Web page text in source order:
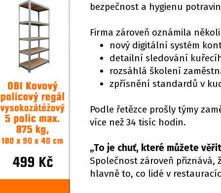
bezpečnost a hygienu
Firma zároveň oznámila
nový digitální systém
detailní sledování
rozsáhlá školení
zpřísnění standardů v
Podle řetězce prošly týmy
více než 34 tisíc hodin.
„To je chuť, které můžete
Společnost zároveň
hlavně to, co lidé v